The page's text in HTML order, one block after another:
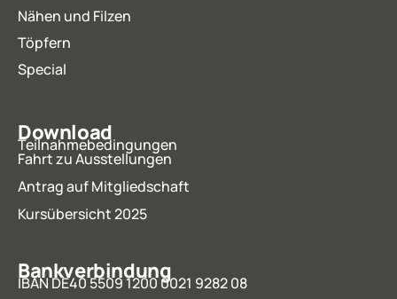
Nähen und Filzen
Töpfern
Special
Download
Teilnahmebedingungen
Fahrt zu Ausstellungen
Antrag auf Mitgliedschaft
Kursübersicht 2025
Bankverbindung
IBAN DE40 5509 1200 0021 9282 08